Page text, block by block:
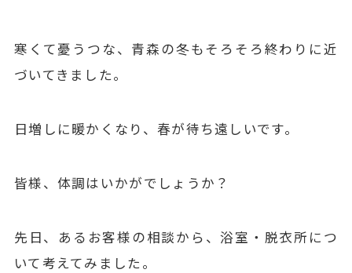
寒くて憂うつな、青森の冬もそろそろ終わりに近
づいてきました。
日増しに暖かくなり、春が待ち遠しいです。
皆様、体調はいかがでしょうか？
先日、あるお客様の相談から、浴室・脱衣所につ
いて考えてみました。